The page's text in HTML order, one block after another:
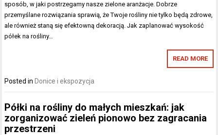
sposób, w jaki postrzegamy nasze zielone aranżacje. Dobrze
przemyślane rozwiązania sprawią, że Twoje rośliny nie tylko będą zdrowe,
ale również staną się efektowną dekoracją. Jak zaplanować wysokość
półek na rośliny…
READ MORE
Posted in Donice i ekspozycja
Półki na rośliny do małych mieszkań: jak
zorganizować zieleń pionowo bez zagracania
przestrzeni